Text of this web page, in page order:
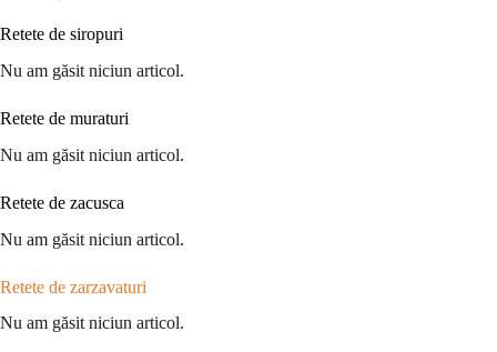
Retete de siropuri
Nu am găsit niciun articol.
Retete de muraturi
Nu am găsit niciun articol.
Retete de zacusca
Nu am găsit niciun articol.
Retete de zarzavaturi
Nu am găsit niciun articol.